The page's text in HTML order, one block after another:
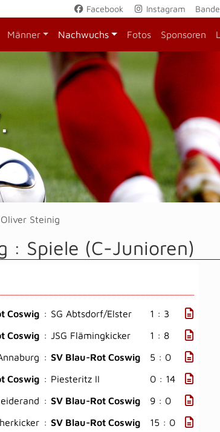
Facebook Instagram
Männer Nachwuchs Fotos Sponsoren
Steinig
: Spiele (C-Junioren)
Coswig : SG Abtsdorf/Elster
1 : 3
Coswig : JSG Flämingkicker
1 : 8
: SV Blau-Rot Coswig
5 : 0
Coswig : Piesteritz II
0 : 14
: SV Blau-Rot Coswig
9 : 0
: SV Blau-Rot Coswig
15 : 0